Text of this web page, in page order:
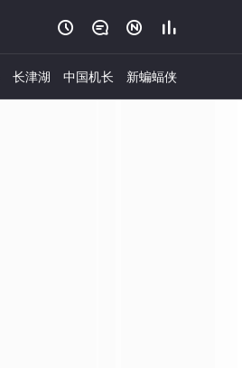
   
长津湖 中国机长 新蝙蝠侠